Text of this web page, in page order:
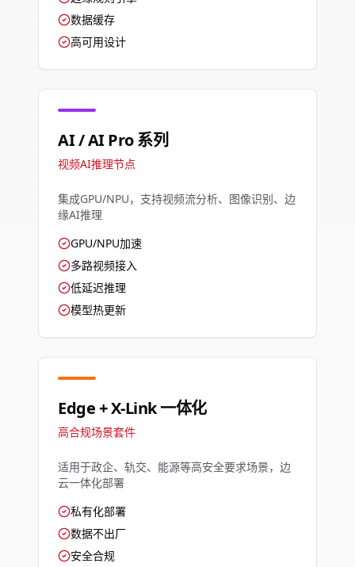
数据缓存
高可用设计
AI / AI Pro 系列
视频AI推理节点
集成GPU/NPU，支持视频流分析、图像识别、边
缘AI推理
GPU/NPU加速
多路视频接入
低延迟推理
模型热更新
Edge + X-Link 一体化
高合规场景套件
适用于政企、轨交、能源等高安全要求场景，边
云一体化部署
私有化部署
数据不出厂
安全合规